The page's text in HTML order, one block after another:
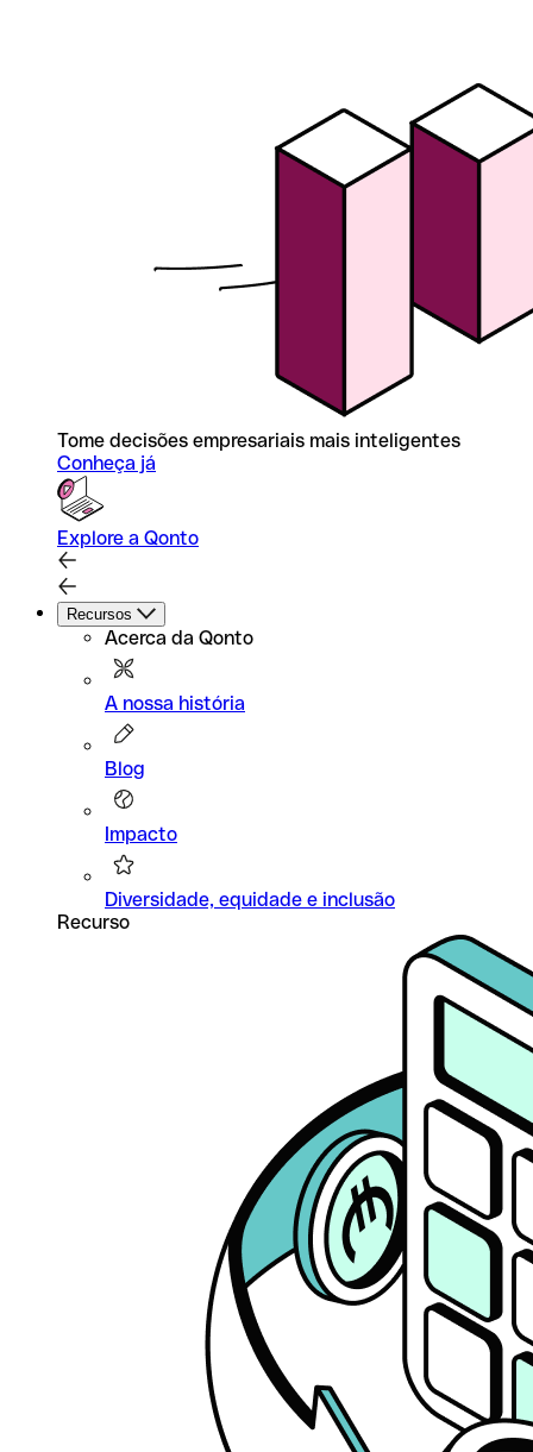
Tome decisões empresariais mais inteligentes
Conheça já
Explore a Qonto
Recursos
Acerca da Qonto
A nossa história
Blog
Impacto
Diversidade, equidade e inclusão
Recurso